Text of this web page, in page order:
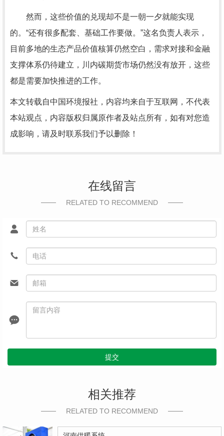
然而，这些价值的兑现却不是一朝一夕就能实现
的。“还有很多配套、基础工作要做。”这名负责人表示，
目前多地的生态产品价值核算仍然空白，需求对接和金融
支撑体系仍待建立，川内碳期货市场仍然没有放开，这些
都是需要加快推进的工作。
本文转载自中国环境报社，内容均来自于互联网，不代表
本站观点，内容版权归属原作者及站点所有，如有对您造
成影响，请及时联系我们予以删除！
在线留言
RELATED TO RECOMMEND
提交
相关推荐
RELATED TO RECOMMEND